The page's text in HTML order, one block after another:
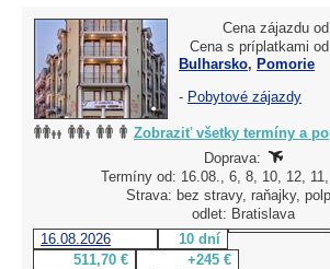
Cena zájazdu
Cena s príplatkami
Bulharsko, Pomorie
- Pobytové zájazdy
Zobraziť všetky termíny a
Doprava:
Termíny od: 16.08., 6, 8, 10, 12,
Strava: bez stravy, raňajky,
odlet: Bratislava
16.08.2026
10 dní
511,70 €
+245 €